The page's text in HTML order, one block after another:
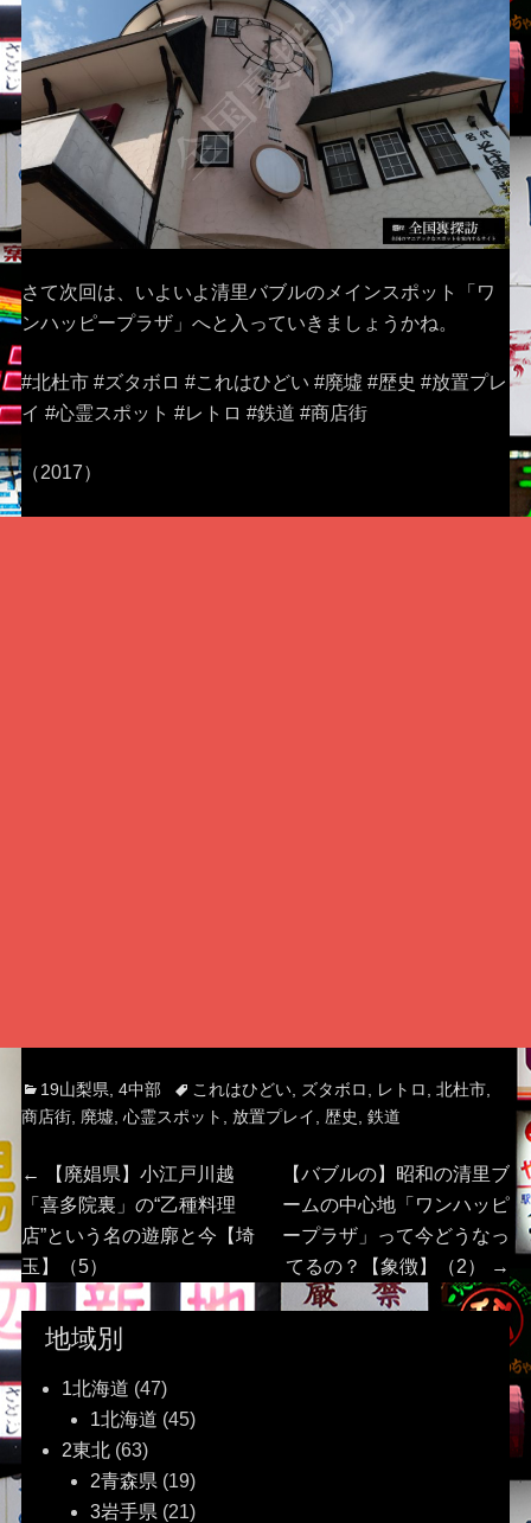
さて次回は、いよいよ清里バブルのメインスポット「ワ
ンハッピープラザ」へと入っていきましょうかね。
#北杜市 #ズタボロ #これはひどい #廃墟 #歴史 #放置プレ
イ #心霊スポット #レトロ #鉄道 #商店街
（2017）
Categories
19山梨県 4中部 Tagsこれはひどい, ズタボロ レトロ 北杜市,
商店街, 廃墟 心霊スポット 放置プレイ 歴史 鉄道
投
稿
ナ
ビ
ゲ
ー
シ
←
Previous
post:
【廃娼県】小江戸川越
「喜多院裏」の“乙種料理
店”という名の遊廓と今【埼
玉】（5）
Next
post:
【バブルの】昭和の清里ブ
ームの中心地「ワンハッピ
ープラザ」って今どうなっ
てるの？【象徴】（2）
→
地域別
1北海道 (47)
1北海道 (45)
2東北(63)
2青森県 (19)
3岩手県 (21)